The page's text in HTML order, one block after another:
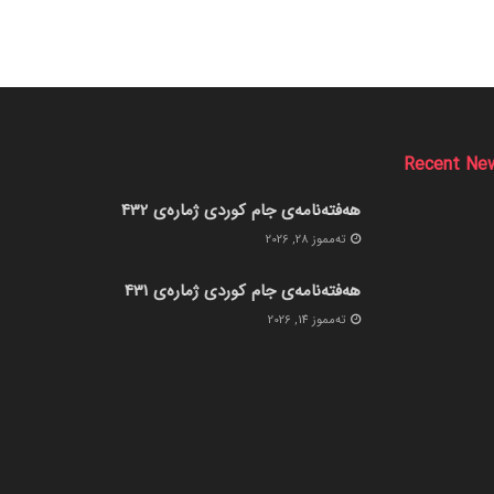
Recent
هەفتەنامەی جام کوردی ژمارەی 432
ته‌مموز 28, 2026
هەفتەنامەی جام کوردی ژمارەی 431
ته‌مموز 14, 2026